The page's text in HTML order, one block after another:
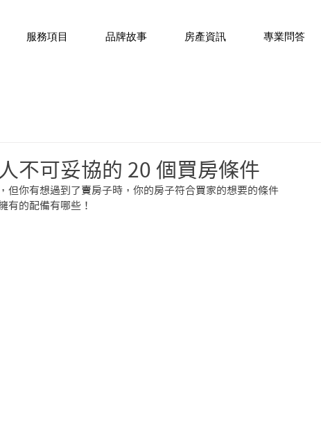
服務項目 品牌故事 房產資訊 專業問答
不可妥協的 20 個買房條件
但你有想過到了賣房子時，你的房子符合買家的想要的條件
有的配備有哪些！